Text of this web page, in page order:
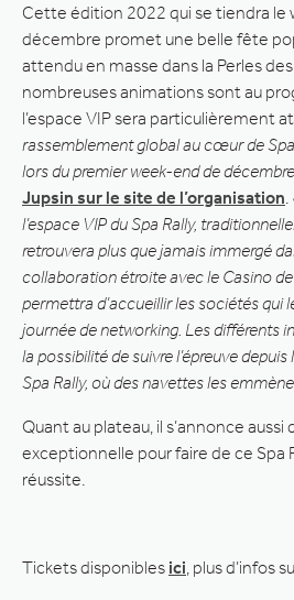
Cette édition 2022 qui se tiendra le
décembre promet une belle fête
attendu en masse dans la Perles
nombreuses animations sont au
l’espace VIP sera particulièrement
rassemblement global au cœur de
lors du premier week-end de
Jupsin sur le site de l’organisation
l’espace VIP du Spa Rally,
retrouvera plus que jamais immergé
collaboration étroite avec le Casino
permettra d’accueillir les sociétés qui
journée de networking. Les différents
la possibilité de suivre l’épreuve
Spa Rally, où des navettes les
Quant au plateau, il s’annonce aussi
exceptionnelle pour faire de ce Spa
réussite.
Tickets disponibles ici , plus d’infos